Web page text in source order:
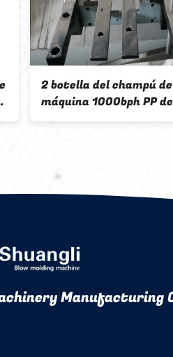
champú de la
PP del moldeo
de aire
del
Manufacturing